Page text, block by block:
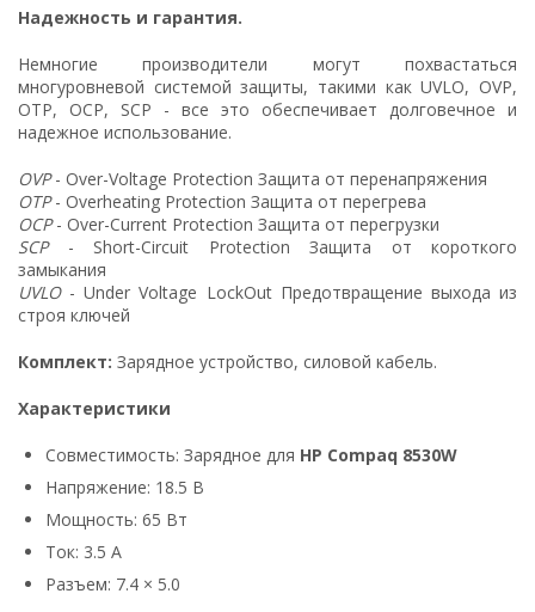
Надежность и гарантия.
Немногие производители могут похвастаться
многуровневой системой защиты, такими как UVLO, OVP,
OTP, OCP, SCP - все это обеспечивает долговечное и
надежное использование.
OVP- Over-Voltage Protection Защита от перенапряжения
OTP- Overheating Protection Защита от перегрева
OCP- Over-Current Protection Защита от перегрузки
SCP- Short-Circuit Protection Защита от короткого
замыкания
UVLO- Under Voltage LockOut Предотвращение выхода из
строя ключей
Комплект: Зарядное устройство, силовой кабель.
Характеристики
Совместимость: Зарядное для HP Compaq 8530W
Напряжение: 18.5 В
Мощность: 65 Вт
Ток: 3.5 А
Разъем: 7.4 × 5.0